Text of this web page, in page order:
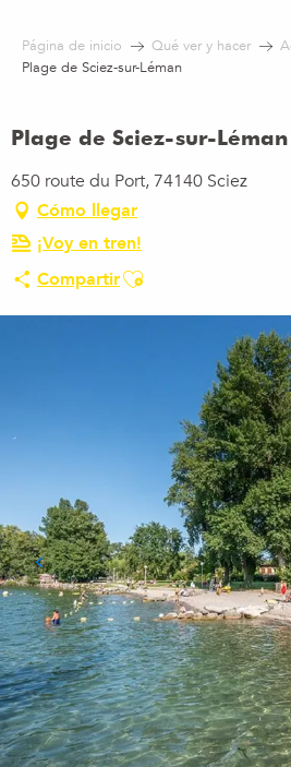
contenu
Página de inicio Qué ver y hacer
Plage de Sciez-sur-Léman
Plage de Sciez-sur-Léman
650 route du Port, 74140 Sciez
Cómo llegar
¡Voy en tren!
CompartirAjouter aux favoris